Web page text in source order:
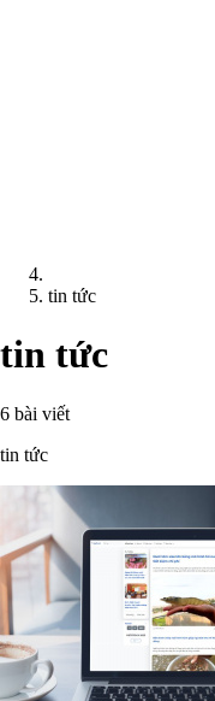
tin tức
tin tức
6 bài viết
tin tức